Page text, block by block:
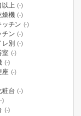
以上 (-)
燥機 (-)
ッチン (-)
チン (-)
別 (-)
室 (-)
(-)
座 (-)
粧台 (-)
)
(-)